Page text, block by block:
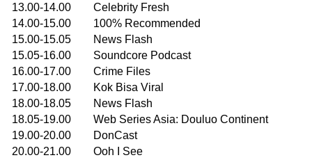
13.00-14.00 Celebrity Fresh
14.00-15.00 100% Recommended
15.00-15.05 News Flash
15.05-16.00 Soundcore Podcast
16.00-17.00 Crime Files
17.00-18.00 Kok Bisa Viral
18.00-18.05 News Flash
18.05-19.00 Web Series Asia: Douluo Continent
19.00-20.00 DonCast
20.00-21.00 Ooh I See